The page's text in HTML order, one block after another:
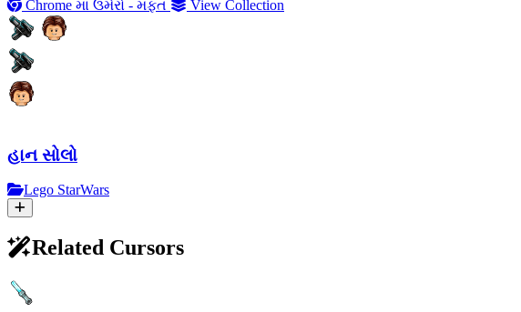
Chrome માં ઉમેરો - મફત
View Collection
હાન સોલો
Lego StarWars
Related Cursors